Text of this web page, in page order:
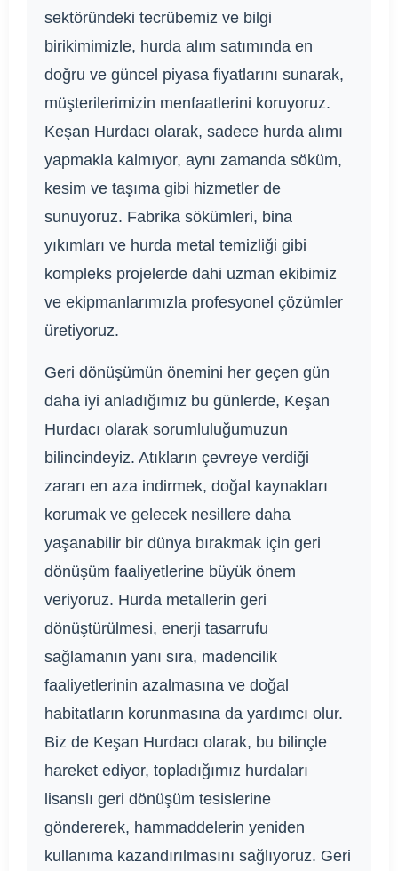
sektöründeki tecrübemiz ve bilgi
birikimimizle, hurda alım satımında en
doğru ve güncel piyasa fiyatlarını sunarak,
müşterilerimizin menfaatlerini koruyoruz.
Keşan Hurdacı olarak, sadece hurda alımı
yapmakla kalmıyor, aynı zamanda söküm,
kesim ve taşıma gibi hizmetler de
sunuyoruz. Fabrika sökümleri, bina
yıkımları ve hurda metal temizliği gibi
kompleks projelerde dahi uzman ekibimiz
ve ekipmanlarımızla profesyonel çözümler
üretiyoruz.
Geri dönüşümün önemini her geçen gün
daha iyi anladığımız bu günlerde, Keşan
Hurdacı olarak sorumluluğumuzun
bilincindeyiz. Atıkların çevreye verdiği
zararı en aza indirmek, doğal kaynakları
korumak ve gelecek nesillere daha
yaşanabilir bir dünya bırakmak için geri
dönüşüm faaliyetlerine büyük önem
veriyoruz. Hurda metallerin geri
dönüştürülmesi, enerji tasarrufu
sağlamanın yanı sıra, madencilik
faaliyetlerinin azalmasına ve doğal
habitatların korunmasına da yardımcı olur.
Biz de Keşan Hurdacı olarak, bu bilinçle
hareket ediyor, topladığımız hurdaları
lisanslı geri dönüşüm tesislerine
göndererek, hammaddelerin yeniden
kullanıma kazandırılmasını sağlıyoruz. Geri